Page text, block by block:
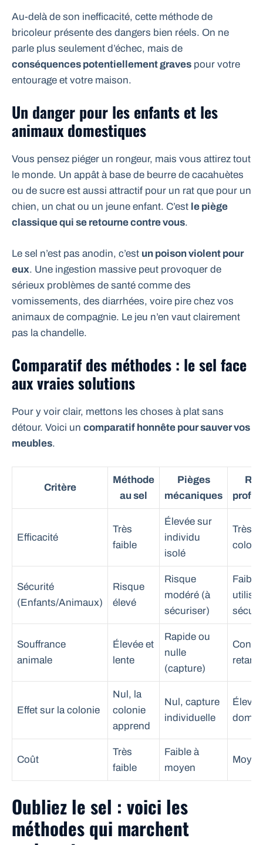
Au-delà de son inefficacité, cette méthode de
bricoleur présente des dangers bien réels. On ne
parle plus seulement d’échec, mais de
conséquences potentiellement graves pour votre
entourage et votre maison.
Un danger pour les enfants et les
animaux domestiques
Vous pensez piéger un rongeur, mais vous attirez tout
le monde. Un appât à base de beurre de cacahuètes
ou de sucre est aussi attractif pour un rat que pour un
chien, un chat ou un jeune enfant. C’est le piège
classique qui se retourne contre vous.
Le sel n’est pas anodin, c’est un poison violent pour
eux. Une ingestion massive peut provoquer de
sérieux problèmes de santé comme des
vomissements, des diarrhées, voire pire chez vos
animaux de compagnie. Le jeu n’en vaut clairement
pas la chandelle.
Comparatif des méthodes : le sel face
aux vraies solutions
Pour y voir clair, mettons les choses à plat sans
détour. Voici un comparatif honnête pour sauver vos
meubles.
Critère
Méthode
au sel
Pièges
mécaniques
Efficacité
Très
faible
Élevée sur
individu
isolé
Très
Sécurité
(Enfants/Animaux)
Risque
élevé
Risque
modéré (à
sécuriser)
Faible
utilisé
Souffrance
animale
Élevée et
lente
Rapide ou
nulle
(capture)
Effet sur la colonie
Nul, la
colonie
apprend
Nul, capture
individuelle
Élevé,
Coût
Très
faible
Faible à
moyen
Oubliez le sel : voici les
méthodes qui marchent